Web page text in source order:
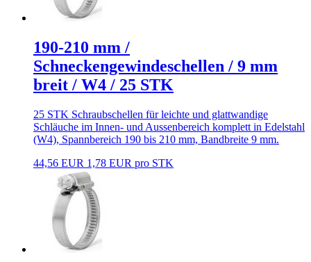
190-210 mm /
Schneckengewindeschellen / 9 mm
breit / W4 / 25 STK
25 STK Schraubschellen für leichte und glattwandige
Schläuche im Innen- und Aussenbereich komplett in Edelstahl
(W4), Spannbereich 190 bis 210 mm, Bandbreite 9 mm.
44,56 EUR 1,78 EUR pro STK